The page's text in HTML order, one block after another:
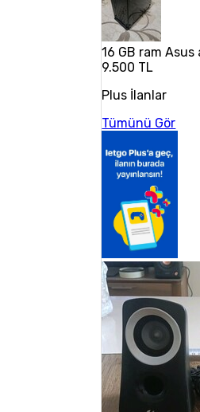
16 GB ram
9.500 TL
Plus İlanlar
Tümünü Gör